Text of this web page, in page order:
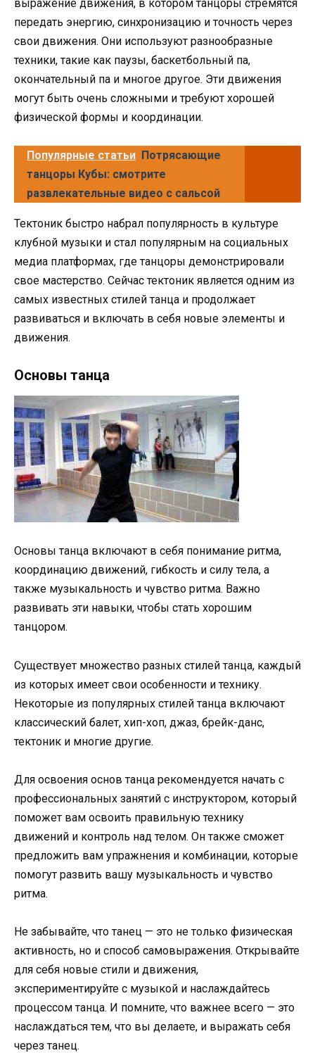
выражение движения, в котором танцоры стремятся
передать энергию, синхронизацию и точность через
свои движения. Они используют разнообразные
техники, такие как паузы, баскетбольный па,
окончательный па и многое другое. Эти движения
могут быть очень сложными и требуют хорошей
физической формы и координации.
Популярные статьи Потрясающие
танцоры Кубы: смотрите
развлекательные видео с сальсой
Тектоник быстро набрал популярность в культуре
клубной музыки и стал популярным на социальных
медиа платформах, где танцоры демонстрировали
свое мастерство. Сейчас тектоник является одним из
самых известных стилей танца и продолжает
развиваться и включать в себя новые элементы и
движения.
Основы танца
Основы танца включают в себя понимание ритма,
координацию движений, гибкость и силу тела, а
также музыкальность и чувство ритма. Важно
развивать эти навыки, чтобы стать хорошим
танцором.
Существует множество разных стилей танца, каждый
из которых имеет свои особенности и технику.
Некоторые из популярных стилей танца включают
классический балет, хип-хоп, джаз, брейк-данс,
тектоник и многие другие.
Для освоения основ танца рекомендуется начать с
профессиональных занятий с инструктором, который
поможет вам освоить правильную технику
движений и контроль над телом. Он также сможет
предложить вам упражнения и комбинации, которые
помогут развить вашу музыкальность и чувство
ритма.
Не забывайте, что танец — это не только физическая
активность, но и способ самовыражения. Открывайте
для себя новые стили и движения,
экспериментируйте с музыкой и наслаждайтесь
процессом танца. И помните, что важнее всего — это
наслаждаться тем, что вы делаете, и выражать себя
через танец.